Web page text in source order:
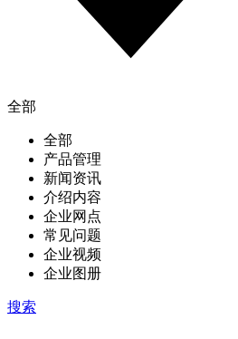
全部
全部
产品管理
新闻资讯
介绍内容
企业网点
常见问题
企业视频
企业图册
搜索